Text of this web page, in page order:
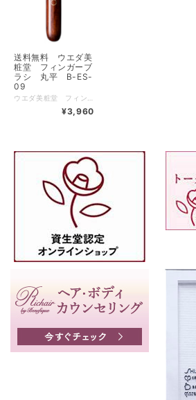
送料無料 ウエダ美
粧堂 フィンガーブ
ラシ 丸平 B-ES-
09
¥3,960